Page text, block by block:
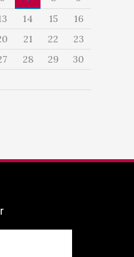
14 15
16
21 22
23
28 29
30